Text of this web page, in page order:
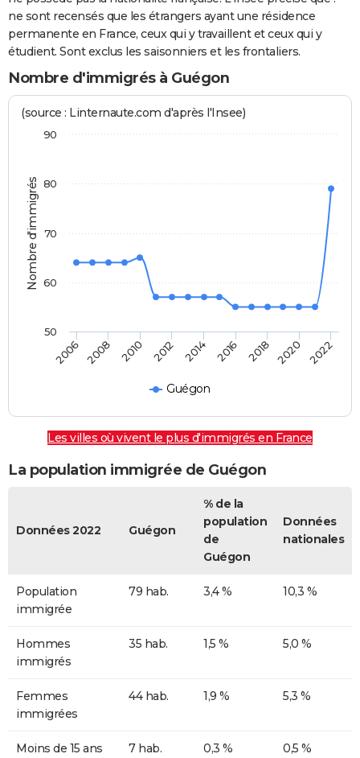
ne sont recensés que les étrangers ayant une résidence
permanente en France, ceux qui y travaillent et ceux qui y
étudient. Sont exclus les saisonniers et les frontaliers.
Nombre d'immigrés à Guégon
Nombre d'immigrés
(source : Linternaute.com d'après l'Insee)
Guégon
2006 2008 2010 2012 2014 2016 2018 2020 2022
50
60
70
80
90
Les villes où vivent le plus d'immigrés en France
La population immigrée de Guégon
Données 2022 Guégon
% de la
population
de
Guégon
Données
nationales
Population
immigrée
79 hab. 3,4 % 10,3 %
Hommes
immigrés
35 hab. 1,5 % 5,0 %
Femmes
immigrées
44 hab. 1,9 % 5,3 %
Moins de 15 ans
7 hab. 0,3 % 0,5 %